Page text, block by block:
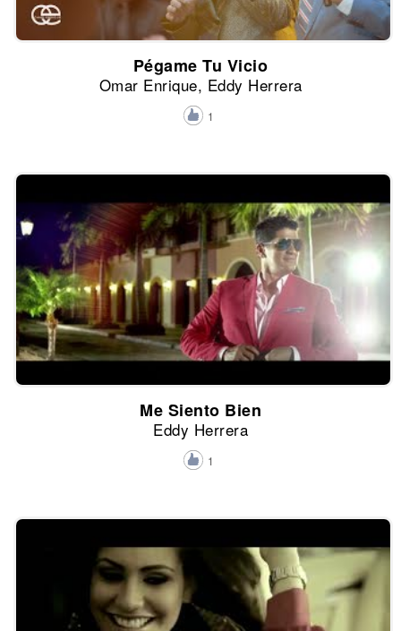
Pégame Tu Vicio
Omar Enrique, Eddy Herrera
1
Me Siento Bien
Eddy Herrera
1